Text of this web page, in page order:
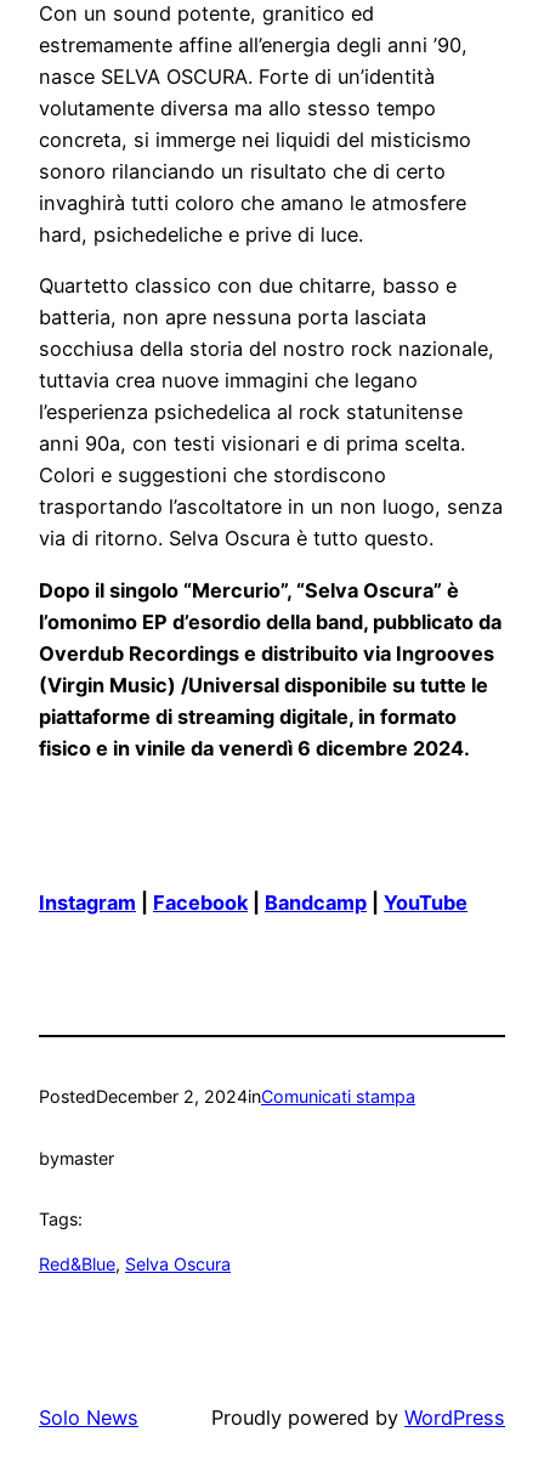
Con un sound potente, granitico ed
estremamente affine all’energia degli anni ’90,
nasce SELVA OSCURA. Forte di un’identità
volutamente diversa ma allo stesso tempo
concreta, si immerge nei liquidi del misticismo
sonoro rilanciando un risultato che di certo
invaghirà tutti coloro che amano le atmosfere
hard, psichedeliche e prive di luce.
Quartetto classico con due chitarre, basso e
batteria, non apre nessuna porta lasciata
socchiusa della storia del nostro rock nazionale,
tuttavia crea nuove immagini che legano
l’esperienza psichedelica al rock statunitense
anni 90a, con testi visionari e di prima scelta.
Colori e suggestioni che stordiscono
trasportando l’ascoltatore in un non luogo, senza
via di ritorno. Selva Oscura è tutto questo.
Dopo il singolo “Mercurio”, “Selva Oscura” è
l’omonimo EP d’esordio della band, pubblicato da
Overdub Recordings e distribuito via Ingrooves
(Virgin Music) /Universal disponibile su tutte le
piattaforme di streaming digitale, in formato
fisico e in vinile da venerdì 6 dicembre 2024.
Instagram Facebook Bandcamp YouTube
PostedDecember 2, 2024inComunicati stampa
bymaster
Tags:
Red&Blue, Selva Oscura
Solo News Proudly powered by WordPress